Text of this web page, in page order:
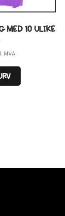
MED 10 ULIKE
kr.
MVA